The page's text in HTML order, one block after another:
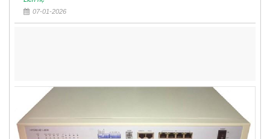
07-01-2026